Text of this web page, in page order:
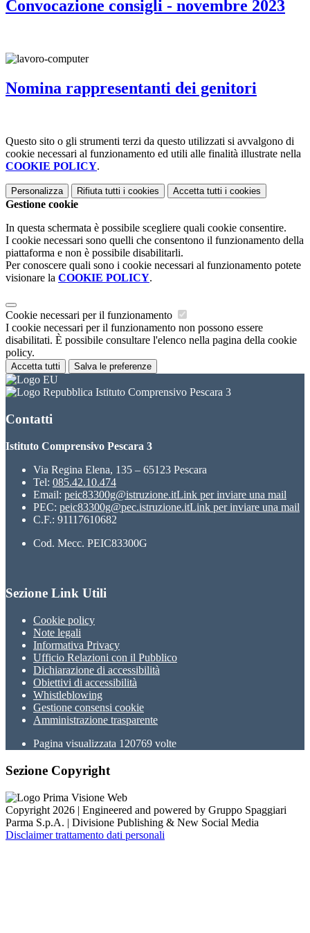
Convocazione consigli - novembre 2023
Nomina rappresentanti dei genitori
Questo sito o gli strumenti terzi da questo utilizzati si avvalgono di
cookie necessari al funzionamento ed utili alle finalità illustrate nella
COOKIE POLICY.
Personalizza Rifiuta tutti i cookies Accetta tutti i cookies
Gestione cookie
In questa schermata è possibile scegliere quali cookie consentire.
I cookie necessari sono quelli che consentono il funzionamento della
piattaforma e non è possibile disabilitarli.
Per conoscere quali sono i cookie necessari al funzionamento potete
visionare la COOKIE POLICY.
Cookie necessari per il funzionamento
I cookie necessari per il funzionamento non possono essere
disabilitati. È possibile consultare l'elenco nella pagina della cookie
policy.
Accetta tutti Salva le preferenze
Istituto Comprensivo Pescara 3
Contatti
Istituto Comprensivo Pescara 3
Via Regina Elena, 135 – 65123 Pescara
Tel: 085.42.10.474
Email: peic83300g@istruzione.itLink per inviare una mail
PEC: peic83300g@pec.istruzione.itLink per inviare una mail
C.F.: 91117610682
Cod. Mecc. PEIC83300G
Sezione Link Utili
Cookie policy
Note legali
Informativa Privacy
Ufficio Relazioni con il Pubblico
Dichiarazione di accessibilità
Obiettivi di accessibilità
Whistleblowing
Gestione consensi cookie
Amministrazione trasparente
Pagina visualizzata 120769 volte
Sezione Copyright
Copyright 2026 | Engineered and powered by Gruppo Spaggiari
Parma S.p.A. | Divisione Publishing & New Social Media
Disclaimer trattamento dati personali